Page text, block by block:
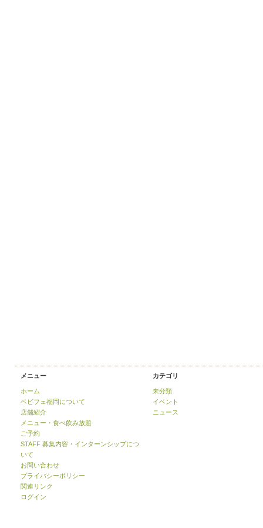
メニュー
ホーム
ベビフェ福岡について
店舗紹介
メニュー・食べ飲み放題
ご予約
STAFF 募集内容・インターンシップにつ
いて
お問い合わせ
プライバシーポリシー
関連リンク
ログイン
カテゴリ
未分類
イベント
ニュース